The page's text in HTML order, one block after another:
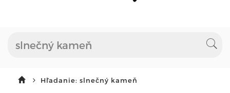
Hľadanie: slnečný kameň